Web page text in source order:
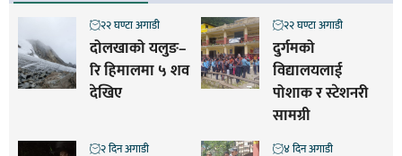
दोलखाको यलुङ–
रि हिमालमा ५ शव
देखिए
२२ घण्टा अगाडी
दुर्गमको
विद्यालयलाई
पोशाक र स्टेशनरी
सामग्री
२२ घण्टा अगाडी
२ दिन अगाडी ४ दिन अगाडी